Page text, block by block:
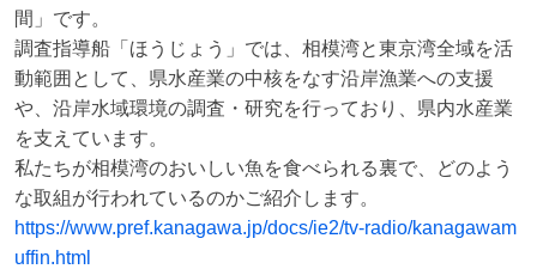
間」です。
調査指導船「ほうじょう」では、相模湾と東京湾全域を活
動範囲として、県水産業の中核をなす沿岸漁業への支援
や、沿岸水域環境の調査・研究を行っており、県内水産業
を支えています。
私たちが相模湾のおいしい魚を食べられる裏で、どのよう
https://www.pref.kanagawa.jp/docs/ie2/tv-radio/kanagawam
uffin.html